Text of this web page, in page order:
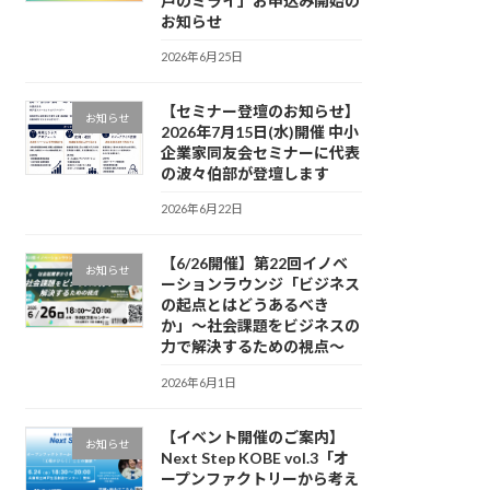
お知らせ
2026年6月25日
お知らせ
【セミナー登壇のお知らせ】
2026年7月15日(水)開催 中小
企業家同友会セミナーに代表
の波々伯部が登壇します
2026年6月22日
お知らせ
【6/26開催】第22回イノベ
ーションラウンジ「ビジネス
の起点とはどうあるべき
か」〜社会課題をビジネスの
力で解決するための視点〜
2026年6月1日
お知らせ
【イベント開催のご案内】
Next Step KOBE vol.3「オ
ープンファクトリーから考え